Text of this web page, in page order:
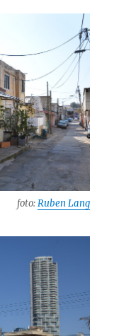
foto:Ruben Lang